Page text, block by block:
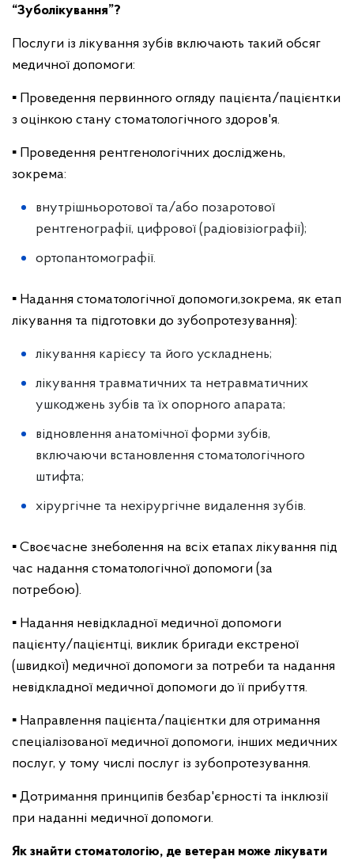
“Зуболікування”?
Послуги із лікування зубів включають такий обсяг
медичної допомоги:
▪️ Проведення первинного огляду пацієнта/пацієнтки
з оцінкою стану стоматологічного здоров'я.
▪️ Проведення рентгенологічних досліджень,
зокрема:
внутрішньоротової та/або позаротової
рентгенографії, цифрової (радіовізіографії);
ортопантомографії.
▪️ Надання стоматологічної допомоги,зокрема, як етап
лікування та підготовки до зубопротезування):
лікування карієсу та його ускладнень;
лікування травматичних та нетравматичних
ушкоджень зубів та їх опорного апарата;
відновлення анатомічної форми зубів,
включаючи встановлення стоматологічного
штифта;
хірургічне та нехірургічне видалення зубів.
▪️ Своєчасне знеболення на всіх етапах лікування під
час надання стоматологічної допомоги (за
потребою).
▪️ Надання невідкладної медичної допомоги
пацієнту/пацієнтці, виклик бригади екстреної
(швидкої) медичної допомоги за потреби та надання
невідкладної медичної допомоги до її прибуття.
▪️ Направлення пацієнта/пацієнтки для отримання
спеціалізованої медичної допомоги, інших медичних
послуг, у тому числі послуг із зубопротезування.
▪️ Дотримання принципів безбар'єрності та інклюзії
при наданні медичної допомоги.
Як знайти стоматологію, де ветеран може лікувати